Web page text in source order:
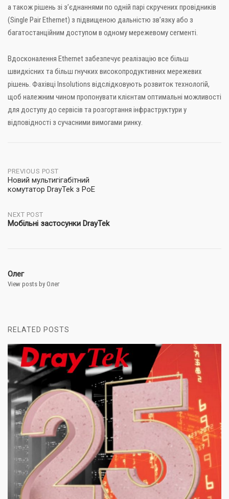
а також рішень зі з’єднаннями по одній парі скручених провідників
(Single Pair Ethernet) з підвищеною дальністю зв’язку або з
багатостанційним доступом в одному мережевому сегменті.
Вдосконалення Ethernet забезпечує реалізацію все більш
швидкісних та більш гнучких високопродуктивних мережевих
рішень. Фахівці Insolutions відслідковують розвиток технологій,
щоб належним чином пропонувати клієнтам оптимальні можливості
для доступу до сервісів та розгортання інфраструктури у
відповідності з сучасними вимогами ринку.
Post
navigation
PREVIOUS POST
Новий мультигігабітний
комутатор DrayTek з PoE
NEXT POST
Мобільні застосунки DrayTek
Олег
View posts by Олег
RELATED POSTS